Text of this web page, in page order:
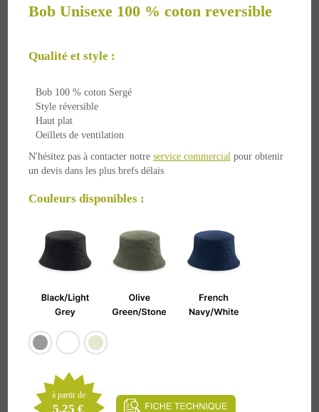
Bob Unisexe 100 % coton reversible
Qualité et style :
Bob 100 % coton Sergé
Style réversible
Haut plat
Oeillets de ventilation
N'hésitez pas à contacter notre service commercialpour obtenir
un devis dans les plus brefs délais
Couleurs disponibles :
à partir de
5.25 €